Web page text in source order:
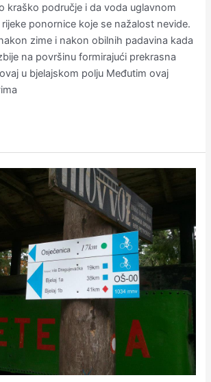
kraško područje i da voda uglavnom
ponornice koje se nažalost nevide.
zime i nakon obilnih padavina kada
na površinu formirajući prekrasna
u bjelajskom polju Međutim ovaj